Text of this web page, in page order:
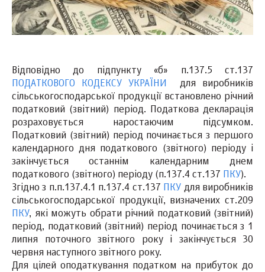
Відповідно до підпункту «б» п.137.5 ст.137
ПОДАТКОВОГО КОДЕКСУ УКРАЇНИ
для виробників
сільськогосподарської продукції встановлено річний
податковий (звітний) період. Податкова декларація
розраховується наростаючим підсумком.
Податковий (звітний) період починається з першого
календарного дня податкового (звітного) періоду і
закінчується останнім календарним днем
податкового (звітного) періоду (п.137.4 ст.137
ПКУ).
Згідно з п.п.137.4.1 п.137.4 ст.137
ПКУ для виробників
сільськогосподарської продукції, визначених ст.209
ПКУ, які можуть обрати річний податковий (звітний)
період, податковий (звітний) період починається з 1
липня поточного звітного року і закінчується 30
червня наступного звітного року.
Для цілей оподаткування податком на прибуток до